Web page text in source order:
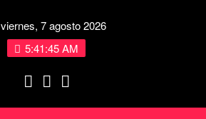
viernes, 7 agosto 2026
5:41:45 AM